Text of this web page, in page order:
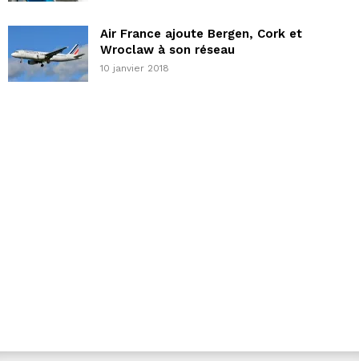
Air France ajoute Bergen, Cork et
Wroclaw à son réseau
10 janvier 2018